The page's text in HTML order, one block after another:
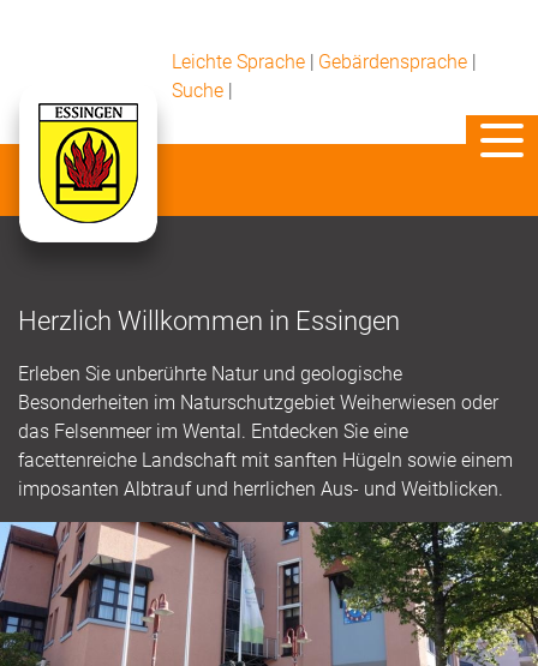
Leichte Sprache | Gebärdensprache |
Suche |
Herzlich Willkommen in Essingen
Erleben Sie unberührte Natur und geologische
Besonderheiten im Naturschutzgebiet Weiherwiesen oder
das Felsenmeer im Wental. Entdecken Sie eine
facettenreiche Landschaft mit sanften Hügeln sowie einem
imposanten Albtrauf und herrlichen Aus- und Weitblicken.